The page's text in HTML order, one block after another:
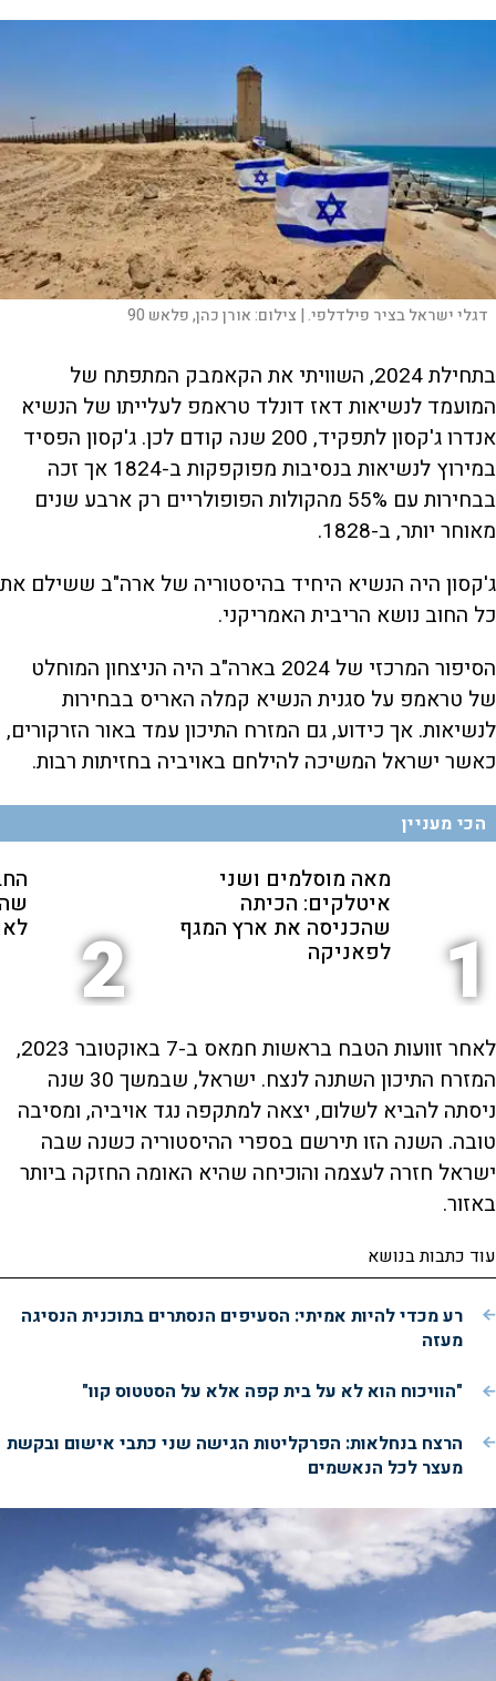
דגלי ישראל בציר פילדלפי. | צילום:אורן כהן, פלאש 90
בתחילת 2024, השוויתי את הקאמבק המתפתח של
המועמד לנשיאות דאז דונלד טראמפ לעלייתו של הנשיא
אנדרו ג'קסון לתפקיד, 200 שנה קודם לכן. ג'קסון הפסיד
במירוץ לנשיאות בנסיבות מפוקפקות ב-1824 אך זכה
בבחירות עם 55% מהקולות הפופולריים רק ארבע שנים
מאוחר יותר, ב-1828.
ג'קסון היה הנשיא היחיד בהיסטוריה של ארה"ב ששילם את
כל החוב נושא הריבית האמריקני.
הסיפור המרכזי של 2024 בארה"ב היה הניצחון המוחלט
של טראמפ על סגנית הנשיא קמלה האריס בבחירות
לנשיאות. אך כידוע, גם המזרח התיכון עמד באור הזרקורים,
כאשר ישראל המשיכה להילחם באויביה בחזיתות רבות.
הכי מעניין
1
מאה מוסלמים ושני
איטלקים: הכיתה
שהכניסה את ארץ המגף
לפאניקה 2
לאחר זוועות הטבח בראשות חמאס ב-7 באוקטובר 2023,
המזרח התיכון השתנה לנצח. ישראל, שבמשך 30 שנה
ניסתה להביא לשלום, יצאה למתקפה נגד אויביה, ומסיבה
טובה. השנה הזו תירשם בספרי ההיסטוריה כשנה שבה
ישראל חזרה לעצמה והוכיחה שהיא האומה החזקה ביותר
באזור.
עוד כתבות בנושא
רע מכדי להיות אמיתי: הסעיפים הנסתרים בתוכנית הנסיגה
מעזה
"הוויכוח הוא לא על בית קפה אלא על הסטטוס קוו"
הרצח בנחלאות: הפרקליטות הגישה שני כתבי אישום ובקשת
מעצר לכל הנאשמים